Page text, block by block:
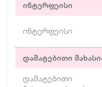
ინტერფეისი
ინტერფეისი
დამატებითი
დამატებითი